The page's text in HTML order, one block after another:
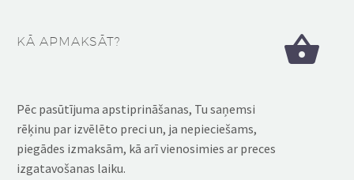


KĀ APMAKSĀT?
Pēc pasūtījuma apstiprināšanas, Tu saņemsi
rēķinu par izvēlēto preci un, ja nepieciešams,
piegādes izmaksām, kā arī vienosimies ar preces
izgatavošanas laiku.